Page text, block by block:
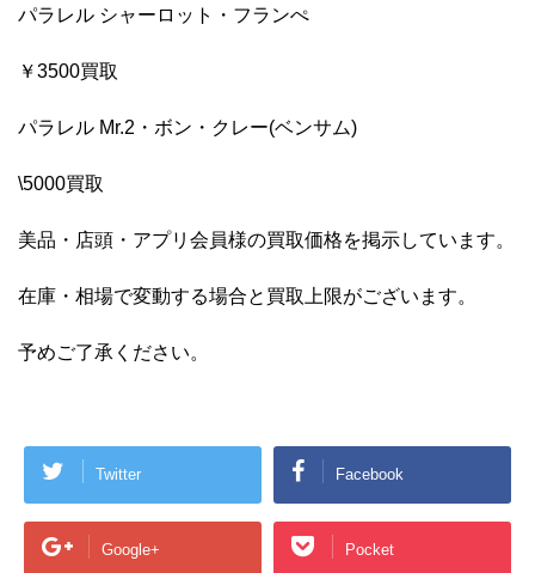
パラレル シャーロット・フランぺ
￥3500買取
パラレル Mr.2・ボン・クレー(ベンサム)
\5000買取
美品・店頭・アプリ会員様の買取価格を掲示しています。
在庫・相場で変動する場合と買取上限がございます。
予めご了承ください。
Twitter Facebook
Google+ Pocket